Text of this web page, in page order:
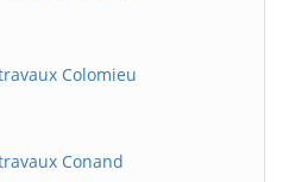
Colomieu
Conand
BatiWebPro